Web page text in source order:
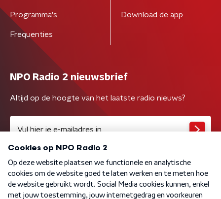
Programma's
Frequenties
Download de app
NPO Radio 2 nieuwsbrief
Altijd op de hoogte van het laatste radio nieuws?
Algemene voorwaarden